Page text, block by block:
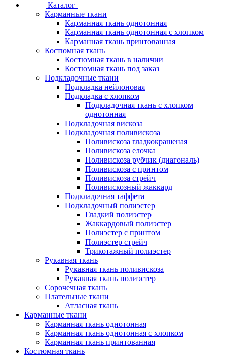
Каталог
Карманные ткани
Карманная ткань однотонная
Карманная ткань однотонная с хлопком
Карманная ткань принтованная
Костюмная ткань
Костюмная ткань в наличии
Костюмная ткань под заказ
Подкладочные ткани
Подкладка нейлоновая
Подкладка с хлопком
Подкладочная ткань с хлопком
однотонная
Подкладочная вискоза
Подкладочная поливискоза
Поливискоза гладкокрашеная
Поливискоза елочка
Поливискоза рубчик (диагональ)
Поливискоза с принтом
Поливискоза стрейч
Поливискозный жаккард
Подкладочная таффета
Подкладочный полиэстер
Гладкий полиэстер
Жаккардовый полиэстер
Полиэстер с принтом
Полиэстер стрейч
Трикотажный полиэстер
Рукавная ткань
Рукавная ткань поливискоза
Рукавная ткань полиэстер
Сорочечная ткань
Плательные ткани
Атласная ткань
Карманные ткани
Карманная ткань однотонная
Карманная ткань однотонная с хлопком
Карманная ткань принтованная
Костюмная ткань